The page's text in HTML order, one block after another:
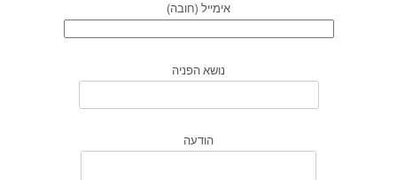
אימייל (חובה)
נושא הפניה
הודעה